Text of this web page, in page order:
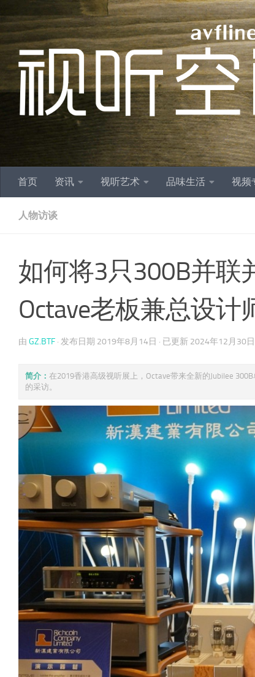
跳至内容
首页 资讯 视听艺术 品味生活 视频
人物访谈
如何将3只300B并
Octave老板兼总设计
由 GZ.BTF · 发布日期 2019年8月14日 · 已更新 2024年12月30日
简介： 在2019香港高级视听展上，Octave带来全新的Jubilee
的采访。